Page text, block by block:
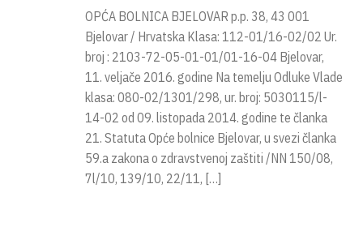
OPĆA BOLNICA BJELOVAR p.p. 38, 43 001
Bjelovar / Hrvatska Klasa: 112-01/16-02/02 Ur.
broj : 2103-72-05-01-01/01-16-04 Bjelovar,
11. veljače 2016. godine Na temelju Odluke Vlade
klasa: 080-02/1301/298, ur. broj: 5030115/l-
14-02 od 09. listopada 2014. godine te članka
21. Statuta Opće bolnice Bjelovar, u svezi članka
59.a zakona o zdravstvenoj zaštiti /NN 150/08,
7l/10, 139/10, 22/11, […]